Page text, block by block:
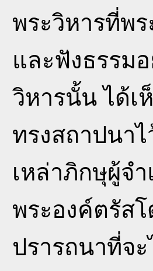
พระวิหารที่พ
และฟังธรรม
วิหารนั้น ได้เ
ทรงสถาปนา
เหล่าภิกษุผู้จ
พระองค์ตรัส
ปรารถนาที่จ